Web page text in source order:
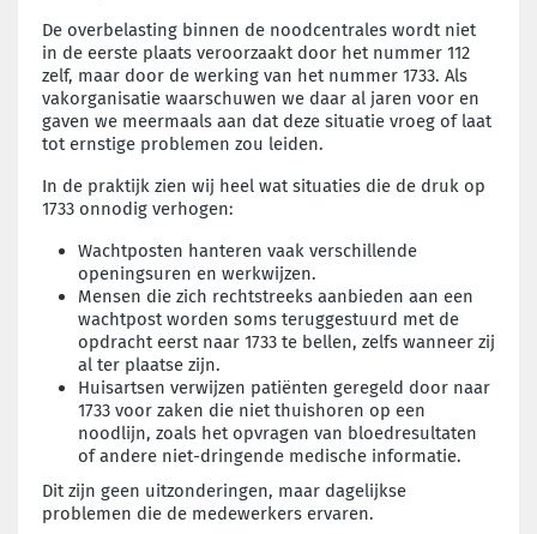
De overbelasting binnen de noodcentrales wordt niet
in de eerste plaats veroorzaakt door het nummer 112
zelf, maar door de werking van het nummer 1733. Als
vakorganisatie waarschuwen we daar al jaren voor en
gaven we meermaals aan dat deze situatie vroeg of laat
tot ernstige problemen zou leiden.
In de praktijk zien wij heel wat situaties die de druk op
1733 onnodig verhogen:
Wachtposten hanteren vaak verschillende
openingsuren en werkwijzen.
Mensen die zich rechtstreeks aanbieden aan een
wachtpost worden soms teruggestuurd met de
opdracht eerst naar 1733 te bellen, zelfs wanneer zij
al ter plaatse zijn.
Huisartsen verwijzen patiënten geregeld door naar
1733 voor zaken die niet thuishoren op een
noodlijn, zoals het opvragen van bloedresultaten
of andere niet-dringende medische informatie.
Dit zijn geen uitzonderingen, maar dagelijkse
problemen die de medewerkers ervaren.